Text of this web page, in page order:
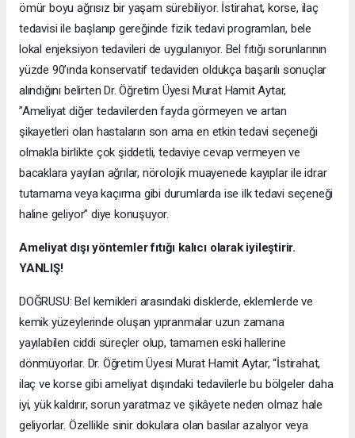
ömür boyu ağrısız bir yaşam sürebiliyor. İstirahat, korse, ilaç
tedavisi ile başlanıp gereğinde fizik tedavi programları, bele
lokal enjeksiyon tedavileri de uygulanıyor. Bel fıtığı sorunlarının
yüzde 90’ında konservatif tedaviden oldukça başarılı sonuçlar
alındığını belirten Dr. Öğretim Üyesi Murat Hamit Aytar,
”Ameliyat diğer tedavilerden fayda görmeyen ve artan
şikayetleri olan hastaların son ama en etkin tedavi seçeneği
olmakla birlikte çok şiddetli, tedaviye cevap vermeyen ve
bacaklara yayılan ağrılar, nörolojik muayenede kayıplar ile idrar
tutamama veya kaçırma gibi durumlarda ise ilk tedavi seçeneği
haline geliyor” diye konuşuyor.
Ameliyat dışı yöntemler fıtığı kalıcı olarak iyileştirir.
YANLIŞ!
DOĞRUSU: Bel kemikleri arasındaki disklerde, eklemlerde ve
kemik yüzeylerinde oluşan yıpranmalar uzun zamana
yayılabilen ciddi süreçler olup, tamamen eski hallerine
dönmüyorlar. Dr. Öğretim Üyesi Murat Hamit Aytar, “İstirahat,
ilaç ve korse gibi ameliyat dışındaki tedavilerle bu bölgeler daha
iyi, yük kaldırır, sorun yaratmaz ve şikâyete neden olmaz hale
geliyorlar. Özellikle sinir dokulara olan basılar azalıyor veya